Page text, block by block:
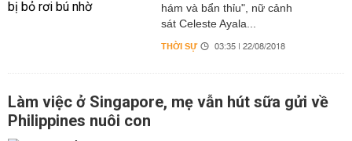
hám và bẩn thỉu", nữ cảnh
sát Celeste Ayala...
THỜI SỰ 03:35 | 22/08/2018
Làm việc ở Singapore, mẹ vẫn hút sữa gửi về
Philippines nuôi con